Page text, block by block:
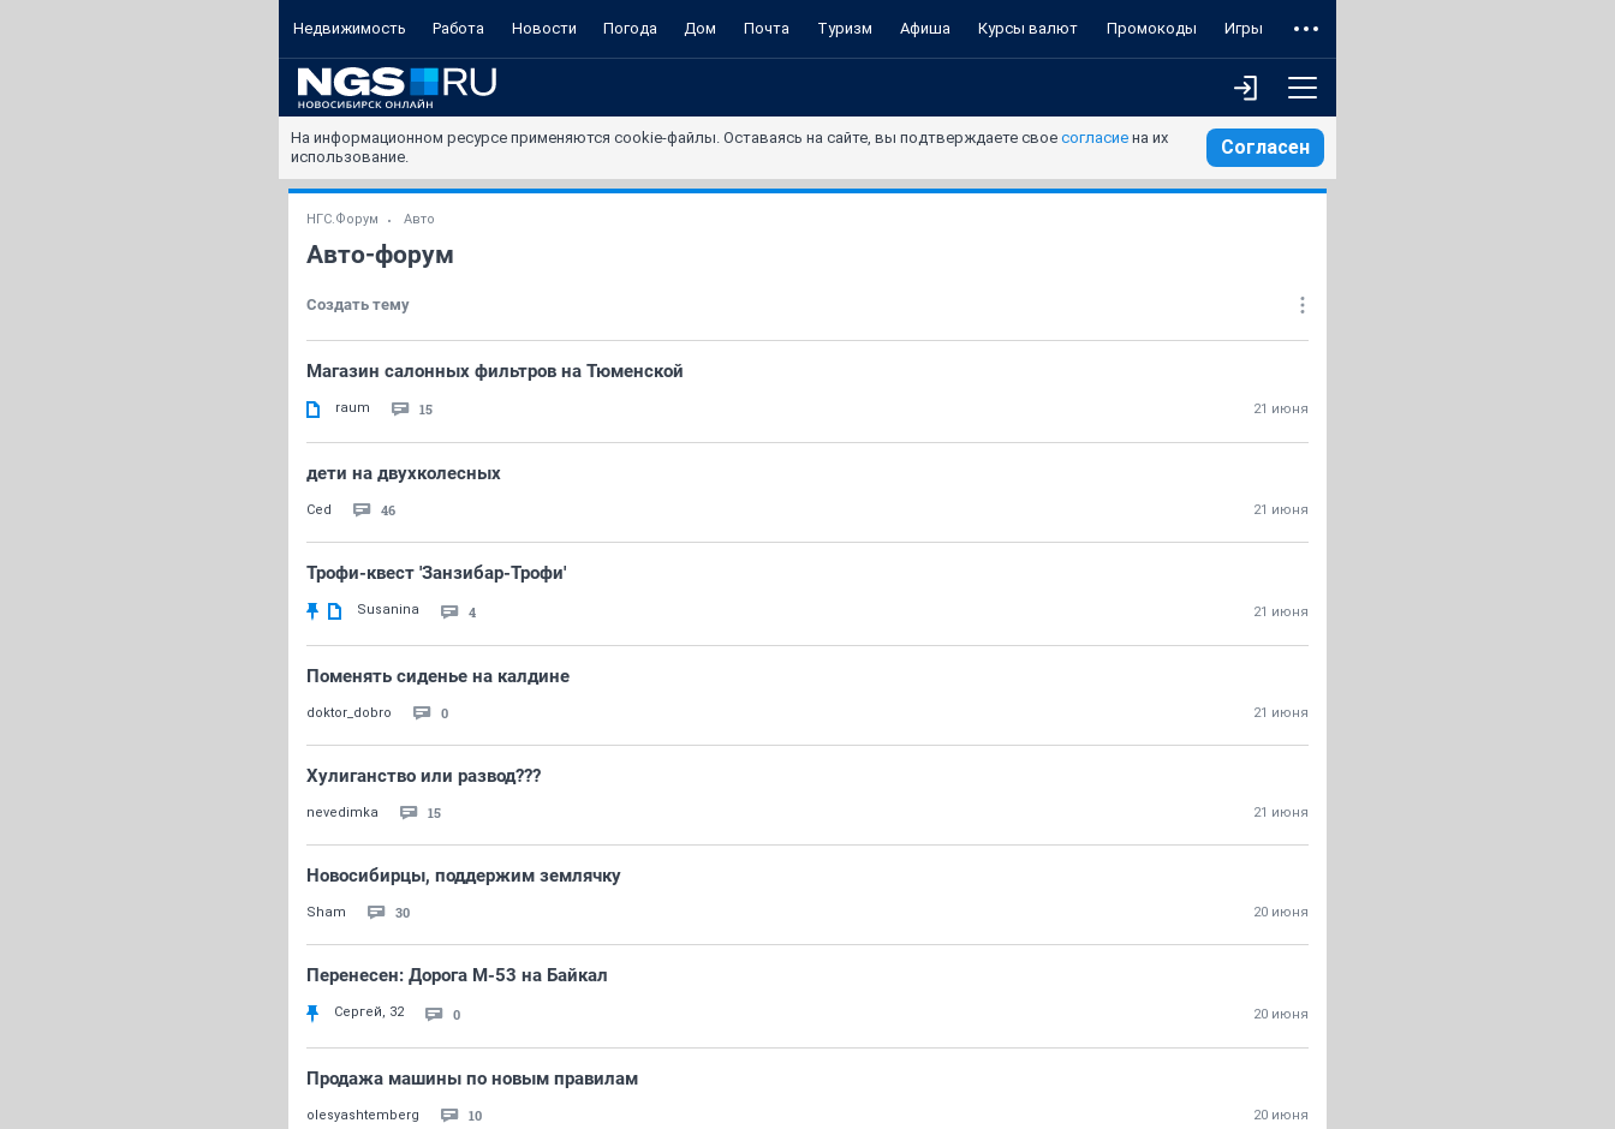
Недвижимость Работа Новости Погода Дом Почта Туризм Афиша Курсы валют Промокоды Игры
На информационном ресурсе применяются cookie-файлы. Оставаясь на сайте, вы подтверждаете свое согласие на их
использование.
Согласен
НГС.Форум Авто
Авто-форум
Создать тему
Магазин салонных фильтров на Тюменской
raum 15 21 июня
дети на двухколесных
Ced 46 21 июня
Трофи-квест 'Занзибар-Трофи'
Susanina 4 21 июня
Поменять сиденье на калдине
doktor_dobro 0 21 июня
Хулиганство или развод???
nevedimka 15 21 июня
Новосибирцы, поддержим землячку
Sham 30 20 июня
Перенесен: Дорога М-53 на Байкал
Сергей, 32 0 20 июня
Продажа машины по новым правилам
olesyashtemberg 10 20 июня